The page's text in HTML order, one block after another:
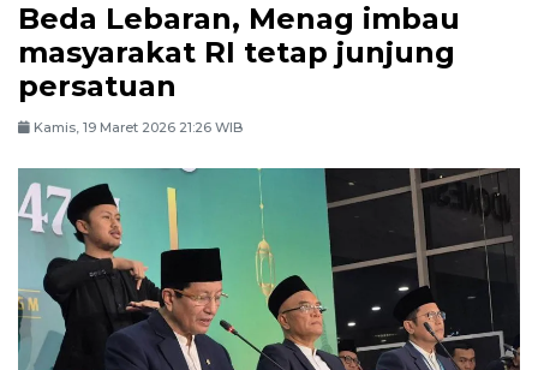
Beda Lebaran, Menag imbau
masyarakat RI tetap junjung
persatuan
Kamis, 19 Maret 2026 21:26 WIB